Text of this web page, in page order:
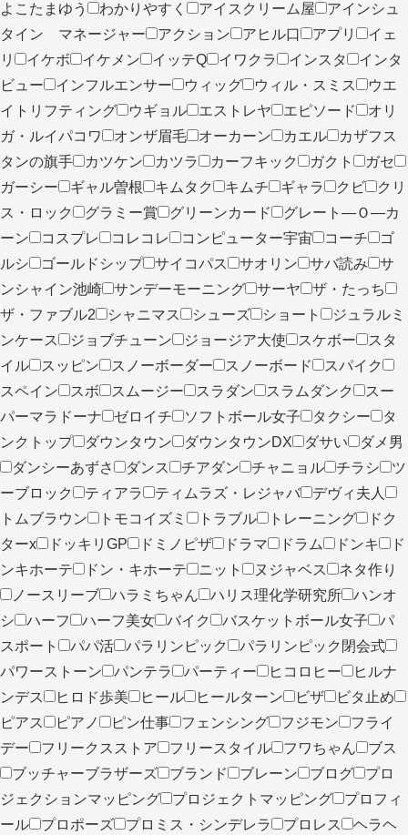
よこたまゆう
わかりやすく アイスクリーム屋
アインシュ
タイン マネージャー
アクション アヒル口 アプリ
イェ
リ
イケボ イケメン イッテQ イワクラ インスタ
インタ
ビュー
インフルエンサー ウィッグ ウィル・スミス
ウエ
イトリフティング
ウギョル エストレヤ エピソード
オリ
ガ・ルイパコワ
オンザ眉毛 オーカーン カエル
カザフス
タンの旗手
カツケン カツラ カーフキック ガクト
ガセ
ガーシー
ギャル曽根 キムタク キムチ ギャラ クビ
クリ
ス・ロック
グラミー賞 グリーンカード
グレート―Ｏ―カ
ーン
コスプレ コレコレ コンピューター宇宙 コーチ
ゴ
ルシ
ゴールドシップ サイコパス サオリン サバ読み
サ
ンシャイン池崎
サンデーモーニング サーヤ
ザ・たっち
ザ・ファブル2
シャニマス シューズ ショート
ジュラルミ
ンケース
ジョブチューン ジョージア大使 スケボー
スタ
イル
スッピン スノーボーダー スノーボード
スパイク
スペイン
スボ スムージー スラダン スラムダンク
スー
パーマラドーナ
ゼロイチ ソフトボール女子 タクシー
タ
ンクトップ
ダウンタウン ダウンタウンDX ダサい
ダメ男
ダンシーあずさ
ダンス チアダン チャニョル チラシ
ツ
ーブロック
ティアラ ティムラズ・レジャバ
デヴィ夫人
トムブラウン
トモコイズミ トラブル トレーニング
ドク
ターx
ドッキリGP ドミノピザ ドラマ ドラム ドンキ
ド
ンキホーテ
ドン・キホーテ ニット ヌジャベス
ネタ作り
ノースリーブ
ハラミちゃん ハリス理化学研究所
ハンオ
シ
ハーフ ハーフ美女 バイク バスケットボール女子
パ
スポート
パパ活 パラリンピック
パラリンピック閉会式
パワーストーン
パンテラ パーティー ヒコロヒー
ヒルナ
ンデス
ヒロド歩美 ヒール ヒールターン ビザ
ビタ止め
ピアス
ピアノ ピン仕事 フェンシング フジモン
フライ
デー
フリークスストア フリースタイル フワちゃん
ブス
ブッチャーブラザーズ
ブランド ブレーン ブログ
プロ
ジェクションマッピング
プロジェクトマッピング
プロフィ
ール
プロポーズ プロミス・シンデレラ プロレス
ヘラヘ